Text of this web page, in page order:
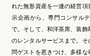
れた無形資産を一連の経営
示企画から、専門コンサル
で。そして、和洋茶席、装
のレンタルサービスまで。
問ゲストを惹きつけ、多様